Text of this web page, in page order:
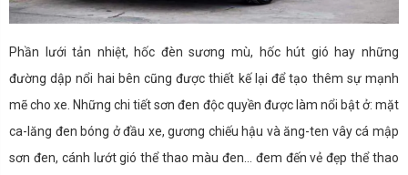
Phần lưới tản nhiệt, hốc đèn sương mù, hốc hút gió hay những
đường dập nổi hai bên cũng được thiết kế lại để tạo thêm sự mạnh
mẽ cho xe. Những chi tiết sơn đen độc quyền được làm nổi bật ở: mặt
ca-lăng đen bóng ở đầu xe, gương chiếu hậu và ăng-ten vây cá mập
sơn đen, cánh lướt gió thể thao màu đen… đem đến vẻ đẹp thể thao